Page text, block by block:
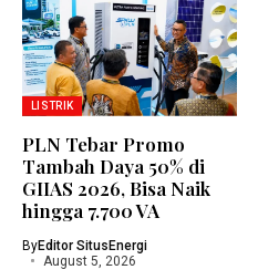
LISTRIK
PLN Tebar Promo
Tambah Daya 50% di
GIIAS 2026, Bisa Naik
hingga 7.700 VA
ByEditor SitusEnergi
August 5, 2026